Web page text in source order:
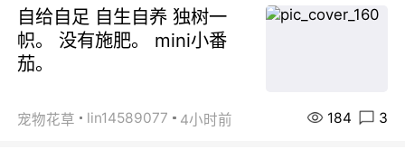
自给自足 自生自养 独树一
帜。 没有施肥。 mini小番
茄。
宠物花草 lin14589077 4小时前 184 3